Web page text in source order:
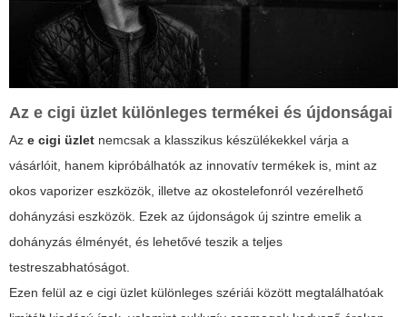
Az e cigi üzlet különleges termékei és újdonságai
Az e cigi üzlet nemcsak a klasszikus készülékekkel várja a
vásárlóit, hanem kipróbálhatók az innovatív termékek is, mint az
okos vaporizer eszközök, illetve az okostelefonról vezérelhető
dohányzási eszközök. Ezek az újdonságok új szintre emelik a
dohányzás élményét, és lehetővé teszik a teljes
testreszabhatóságot.
Ezen felül az e cigi üzlet különleges szériái között megtalálhatóak